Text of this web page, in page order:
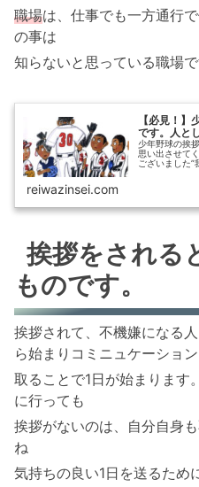
職場は、仕事でも一方通行
の事は
知らないと思っている職場で
【必見！】
です。人と
少年野球の挨
思い出させて
ございました”
reiwazinsei.com
挨拶をされる
ものです。
挨拶されて、不機嫌になる
ら始まりコミニュケーショ
取ることで1日が始まります
に行っても
挨拶がないのは、自分自身
ね
気持ちの良い1日を送るため